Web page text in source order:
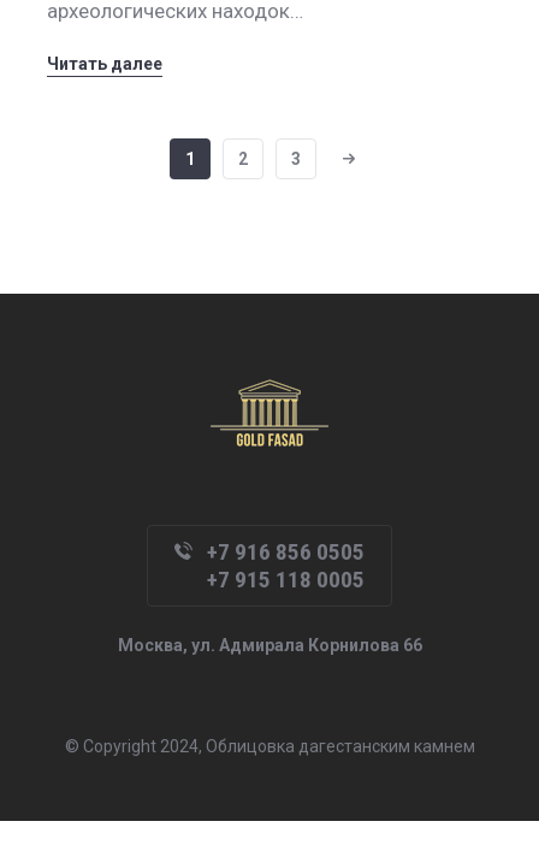
археологических находок…
Читать далее
1 2 3
+7 916 856 0505
+7 915 118 0005
Москва, ул. Адмирала Корнилова 66
© Copyright 2024, Облицовка дагестанским камнем